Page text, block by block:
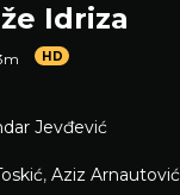
Idriza
HD
Jevđević
, Aziz Arnautović